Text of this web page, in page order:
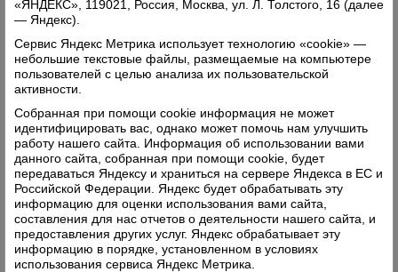
Поделиться
Комментарии (0)
Оставить комментарий
Свежий номер
«ЯНДЕКС», 119021, Россия, Москва, ул. Л. Толстого, 16 (далее
— Яндекс).
Сервис Яндекс Метрика использует технологию «cookie» —
небольшие текстовые файлы, размещаемые на компьютере
пользователей с целью анализа их пользовательской
активности.
Собранная при помощи cookie информация не может
идентифицировать вас, однако может помочь нам улучшить
работу нашего сайта. Информация об использовании вами
данного сайта, собранная при помощи cookie, будет
передаваться Яндексу и храниться на сервере Яндекса в ЕС и
Российской Федерации. Яндекс будет обрабатывать эту
информацию для оценки использования вами сайта,
составления для нас отчетов о деятельности нашего сайта, и
предоставления других услуг. Яндекс обрабатывает эту
информацию в порядке, установленном в условиях
использования сервиса Яндекс Метрика.